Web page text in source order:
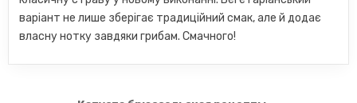
варіант не лише зберігає традиційний смак, але й додає
власну нотку завдяки грибам. Смачного!